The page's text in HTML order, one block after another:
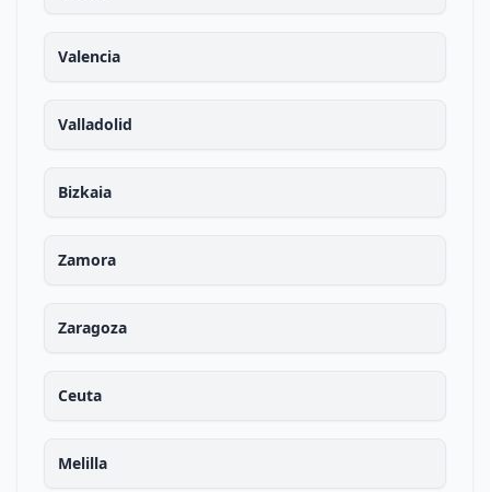
Valencia
Valladolid
Bizkaia
Zamora
Zaragoza
Ceuta
Melilla